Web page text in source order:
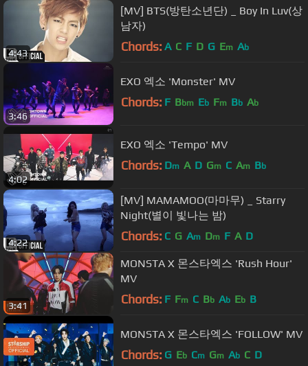
4:43
[MV] BTS(방탄소년단) _ Boy In Luv(상
남자)
Chords: A C F D G Em Ab
3:46
EXO 엑소 'Monster' MV
Chords: F Bbm Eb Fm Bb Ab
4:02
EXO 엑소 'Tempo' MV
Chords: Dm A D Gm C Am Bb
4:22
[MV] MAMAMOO(마마무) _ Starry
Night(별이 빛나는 밤)
Chords: C G Am Dm F A D
3:41
MONSTA X 몬스타엑스 'Rush Hour'
MV
Chords: F Fm C Bb Ab Eb B
MONSTA X 몬스타엑스 'FOLLOW' MV
Chords: G Eb Cm Gm Ab C D